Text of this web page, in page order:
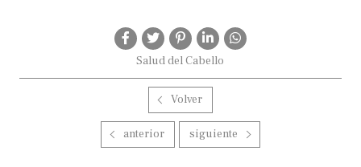
Salud del Cabello
Volver
anterior siguiente